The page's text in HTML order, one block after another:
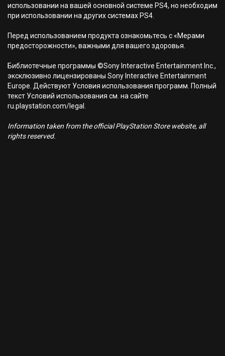
использовании на вашей основной системе PS4, но необходим
при использовании на других системах PS4.
Перед использованием продукта ознакомьтесь с «Мерами
предосторожности», важными для вашего здоровья.
Библиотечные программы ©Sony Interactive Entertainment Inc.,
эксклюзивно лицензированы Sony Interactive Entertainment
Europe. Действуют Условия использования программ. Полный
текст Условий использования см. на сайте
ru.playstation.com/legal.
Information taken from the official PlayStation Store website, all
rights reserved.